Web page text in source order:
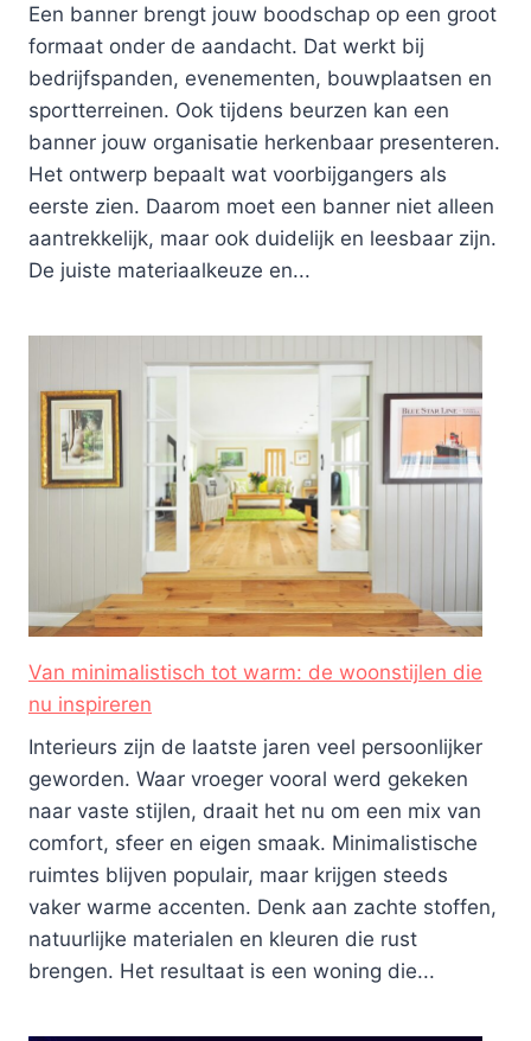
Een banner brengt jouw boodschap op een groot
formaat onder de aandacht. Dat werkt bij
bedrijfspanden, evenementen, bouwplaatsen en
sportterreinen. Ook tijdens beurzen kan een
banner jouw organisatie herkenbaar presenteren.
Het ontwerp bepaalt wat voorbijgangers als
eerste zien. Daarom moet een banner niet alleen
aantrekkelijk, maar ook duidelijk en leesbaar zijn.
De juiste materiaalkeuze en...
Van minimalistisch tot warm: de woonstijlen die
nu inspireren
Interieurs zijn de laatste jaren veel persoonlijker
geworden. Waar vroeger vooral werd gekeken
naar vaste stijlen, draait het nu om een mix van
comfort, sfeer en eigen smaak. Minimalistische
ruimtes blijven populair, maar krijgen steeds
vaker warme accenten. Denk aan zachte stoffen,
natuurlijke materialen en kleuren die rust
brengen. Het resultaat is een woning die...